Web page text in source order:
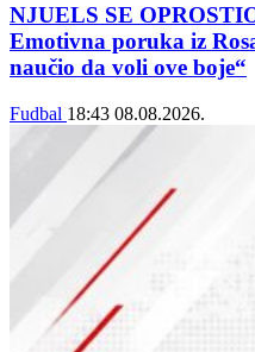
NJUELS SE
Emotivna poruka iz
naučio da voli ove boje“
Fudbal 18:43 08.08.2026.